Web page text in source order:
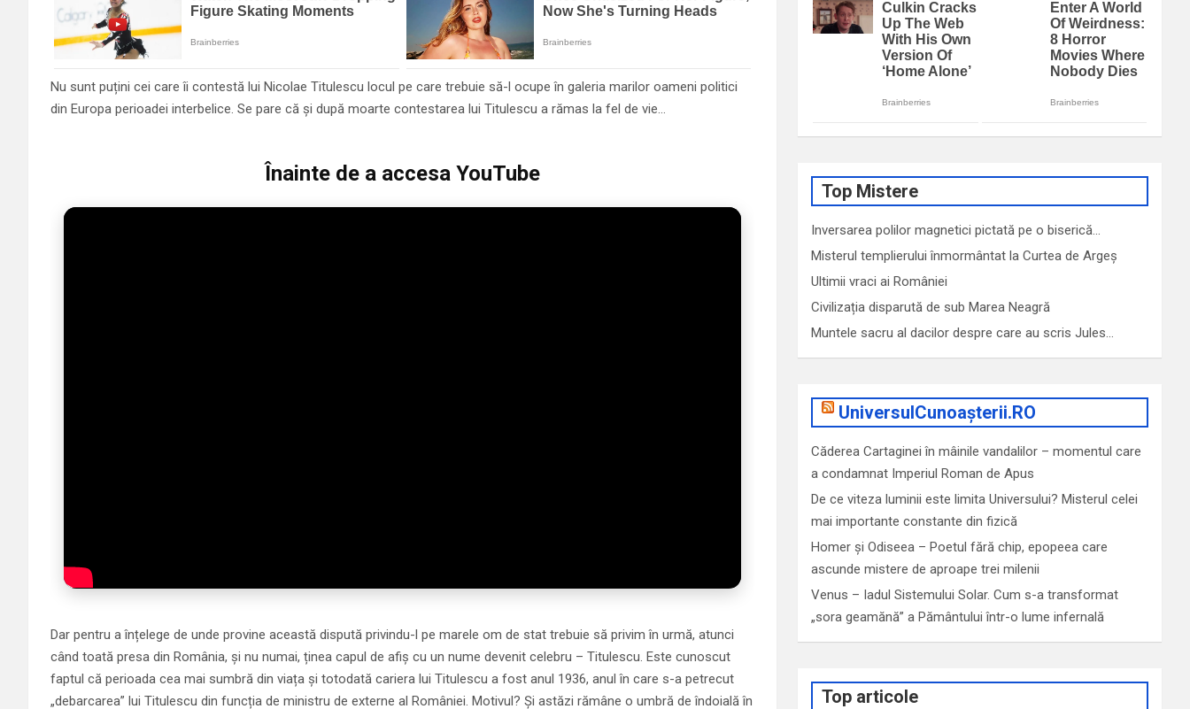
Nu sunt puțini cei care îi contestă lui Nicolae Titulescu locul pe care trebuie să-l ocupe în galeria marilor oameni politici
din Europa perioadei interbelice. Se pare că și după moarte contestarea lui Titulescu a rămas la fel de vie…
Înainte de a accesa YouTube
Dar pentru a înțelege de unde provine această dispută privindu-l pe marele om de stat trebuie să privim în urmă, atunci
când toată presa din România, și nu numai, ținea capul de afiș cu un nume devenit celebru – Titulescu. Este cunoscut
faptul că perioada cea mai sumbră din viața și totodată cariera lui Titulescu a fost anul 1936, anul în care s-a petrecut
„debarcarea” lui Titulescu din funcția de ministru de externe al României. Motivul? Și astăzi rămâne o umbră de îndoială în
Top Mistere
Inversarea polilor magnetici pictată pe o biserică…
Misterul templierului înmormântat la Curtea de Argeș
Ultimii vraci ai României
Civilizația disparută de sub Marea Neagră
Muntele sacru al dacilor despre care au scris Jules…
UniversulCunoașterii.RO
Căderea Cartaginei în mâinile vandalilor – momentul care
a condamnat Imperiul Roman de Apus
De ce viteza luminii este limita Universului? Misterul celei
mai importante constante din fizică
Homer și Odiseea – Poetul fără chip, epopeea care
ascunde mistere de aproape trei milenii
Venus – Iadul Sistemului Solar. Cum s-a transformat
„sora geamănă” a Pământului într-o lume infernală
Top articole